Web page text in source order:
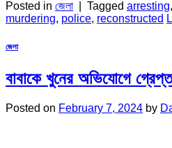
Posted in জেলা Tagged arresting,
murdering, police, reconstructed
জেলা
বাবাকে খুনের অভিযোগে
Posted on February 7, 2024 by